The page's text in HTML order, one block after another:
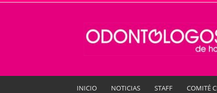
de
Hoy
INICIO NOTICIAS STAFF COMITÉ